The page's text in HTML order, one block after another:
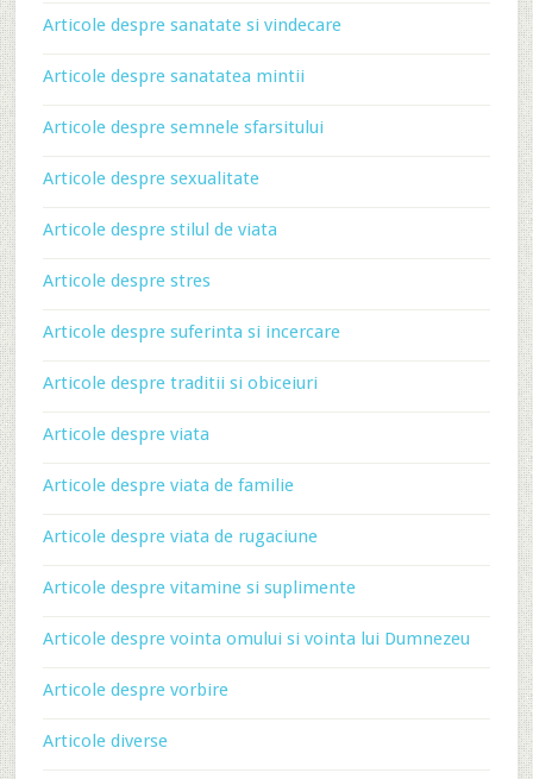
Articole despre sanatate si vindecare
Articole despre sanatatea mintii
Articole despre semnele sfarsitului
Articole despre sexualitate
Articole despre stilul de viata
Articole despre stres
Articole despre suferinta si incercare
Articole despre traditii si obiceiuri
Articole despre viata
Articole despre viata de familie
Articole despre viata de rugaciune
Articole despre vitamine si suplimente
Articole despre vointa omului si vointa lui Dumnezeu
Articole despre vorbire
Articole diverse